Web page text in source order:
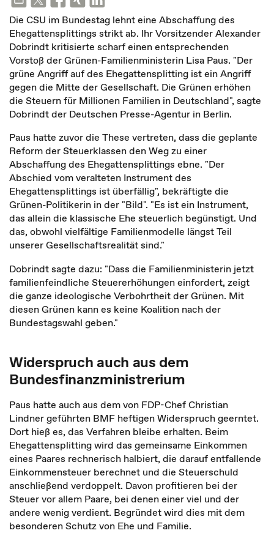
Die CSU im Bundestag lehnt eine Abschaffung des
Ehegattensplittings strikt ab. Ihr Vorsitzender Alexander
Dobrindt kritisierte scharf einen entsprechenden
Vorstoß der Grünen-Familienministerin Lisa Paus. "Der
grüne Angriff auf des Ehegattensplitting ist ein Angriff
gegen die Mitte der Gesellschaft. Die Grünen erhöhen
die Steuern für Millionen Familien in Deutschland", sagte
Dobrindt der Deutschen Presse-Agentur in Berlin.
Paus hatte zuvor die These vertreten, dass die geplante
Reform der Steuerklassen den Weg zu einer
Abschaffung des Ehegattensplittings ebne. "Der
Abschied vom veralteten Instrument des
Ehegattensplittings ist überfällig", bekräftigte die
Grünen-Politikerin in der "Bild". "Es ist ein Instrument,
das allein die klassische Ehe steuerlich begünstigt. Und
das, obwohl vielfältige Familienmodelle längst Teil
unserer Gesellschaftsrealität sind."
Dobrindt sagte dazu: "Dass die Familienministerin jetzt
familienfeindliche Steuererhöhungen einfordert, zeigt
die ganze ideologische Verbohrtheit der Grünen. Mit
diesen Grünen kann es keine Koalition nach der
Bundestagswahl geben."
Widerspruch auch aus dem
Bundesfinanzministrerium
Paus hatte auch aus dem von FDP-Chef Christian
Lindner geführten BMF heftigen Widerspruch geerntet.
Dort hieß es, das Verfahren bleibe erhalten. Beim
Ehegattensplitting wird das gemeinsame Einkommen
eines Paares rechnerisch halbiert, die darauf entfallende
Einkommensteuer berechnet und die Steuerschuld
anschließend verdoppelt. Davon profitieren bei der
Steuer vor allem Paare, bei denen einer viel und der
andere wenig verdient. Begründet wird dies mit dem
besonderen Schutz von Ehe und Familie.